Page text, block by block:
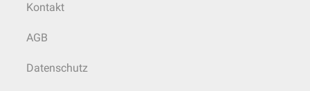
Kontakt
AGB
Datenschutz